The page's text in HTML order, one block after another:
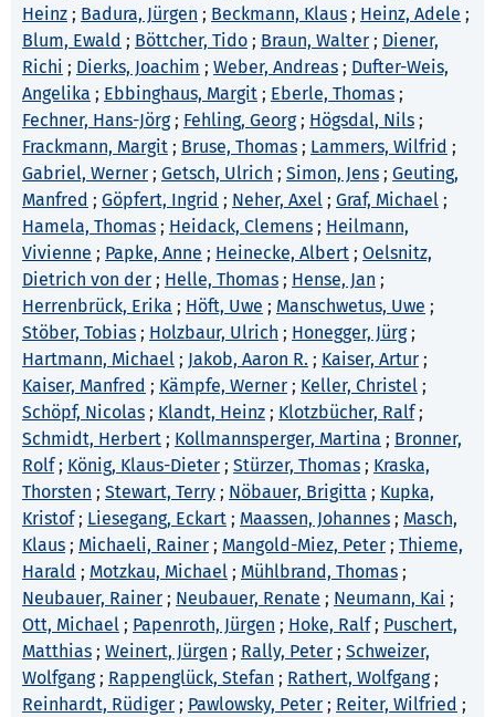
Heinz ; Badura, Jürgen ; Beckmann, Klaus ; Heinz, Adele ;
Blum, Ewald ; Böttcher, Tido ; Braun, Walter ; Diener,
Richi ; Dierks, Joachim ; Weber, Andreas ; Dufter-Weis,
Angelika ; Ebbinghaus, Margit ; Eberle, Thomas ;
Fechner, Hans-Jörg; Fehling, Georg; Högsdal, Nils ;
Frackmann, Margit ; Bruse, Thomas ; Lammers, Wilfrid ;
Gabriel, Werner ; Getsch, Ulrich ; Simon, Jens ; Geuting,
Manfred ; Göpfert, Ingrid ; Neher, Axel ; Graf, Michael ;
Hamela, Thomas ; Heidack, Clemens ; Heilmann,
Vivienne ; Papke, Anne ; Heinecke, Albert ; Oelsnitz,
Dietrich von der ; Helle, Thomas ; Hense, Jan ;
Herrenbrück, Erika ; Höft, Uwe ; Manschwetus, Uwe ;
Stöber, Tobias ; Holzbaur, Ulrich ; Honegger, Jürg;
Hartmann, Michael ; Jakob, Aaron R. ; Kaiser, Artur ;
Kaiser, Manfred ; Kämpfe, Werner ; Keller, Christel ;
Schöpf, Nicolas ; Klandt, Heinz ; Klotzbücher, Ralf;
Schmidt, Herbert ; Kollmannsperger, Martina ; Bronner,
Rolf; König, Klaus-Dieter ; Stürzer, Thomas ; Kraska,
Thorsten ; Stewart, Terry ; Nöbauer, Brigitta ; Kupka,
Kristof; Liesegang, Eckart ; Maassen, Johannes ; Masch,
Klaus ; Michaeli, Rainer ; Mangold-Miez, Peter ; Thieme,
Harald ; Motzkau, Michael ; Mühlbrand, Thomas ;
Neubauer, Rainer ; Neubauer, Renate ; Neumann, Kai ;
Ott, Michael ; Papenroth, Jürgen ; Hoke, Ralf; Puschert,
Matthias ; Weinert, Jürgen ; Rally, Peter ; Schweizer,
Wolfgang; Rappenglück, Stefan ; Rathert, Wolfgang;
Reinhardt, Rüdiger ; Pawlowsky, Peter ; Reiter, Wilfried ;